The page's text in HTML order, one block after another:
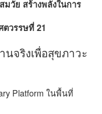
มวัย สร้างพลังในการ
วรรษที่ 21
นจริงเพื่อสุขภาวะ
Platform ในพื้นที่